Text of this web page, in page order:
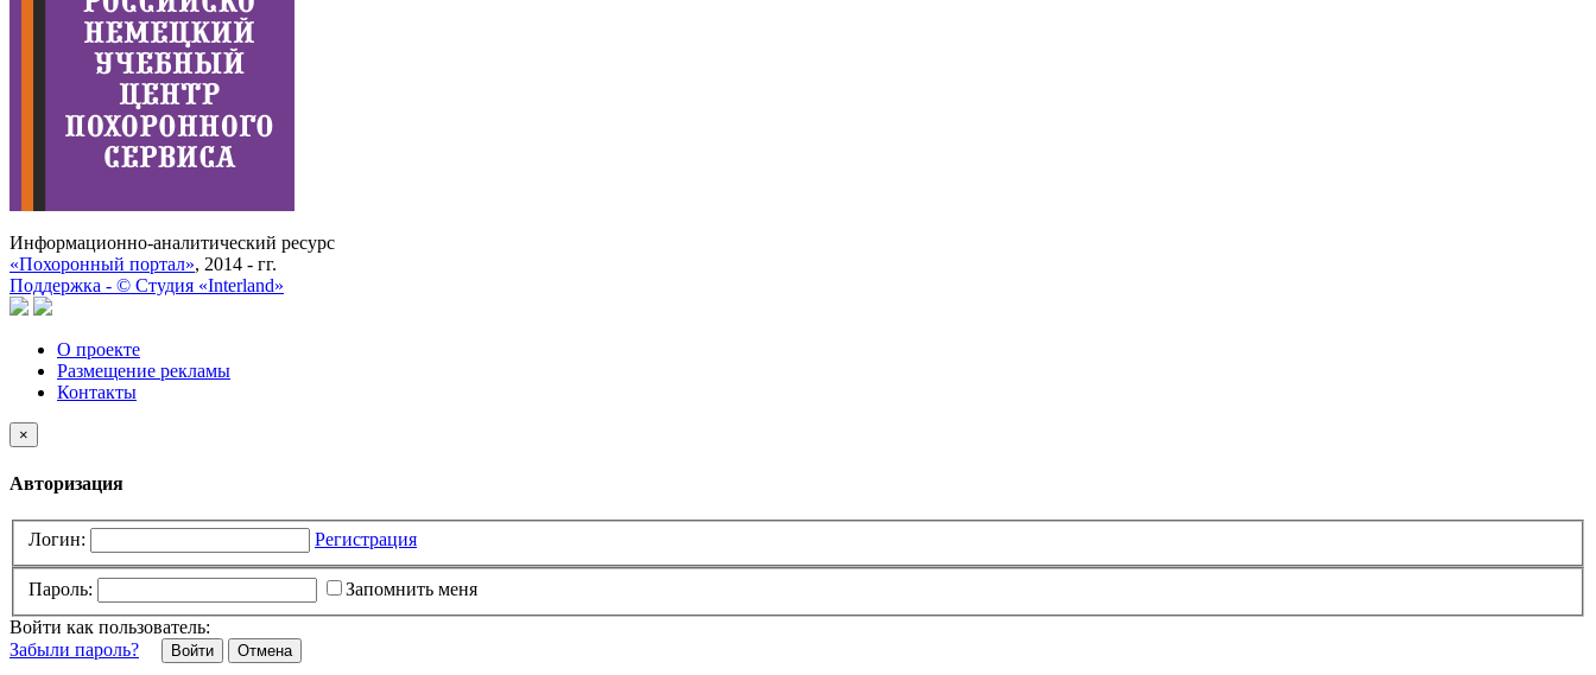
Информационно-аналитический ресурс
«Похоронный портал», 2014 - гг.
Поддержка - © Cтудия «Interland»
О проекте
Размещение рекламы
Контакты
×
Авторизация
Логин: Регистрация
Пароль:
Запомнить меня
Войти как пользователь:
Забыли пароль?
Отмена